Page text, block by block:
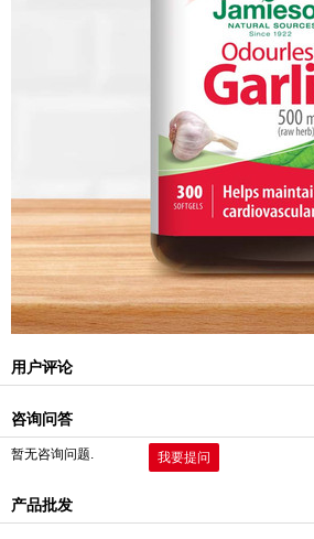
用户评论
咨询问答
暂无咨询问题. 我要提问
产品批发